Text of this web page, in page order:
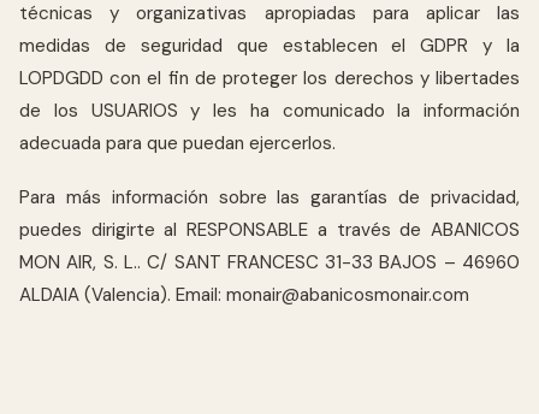
técnicas y organizativas apropiadas para aplicar las
medidas de seguridad que establecen el GDPR y la
LOPDGDD con el fin de proteger los derechos y libertades
de los USUARIOS y les ha comunicado la información
adecuada para que puedan ejercerlos.
Para más información sobre las garantías de privacidad,
puedes dirigirte al RESPONSABLE a través de ABANICOS
MON AIR, S. L.. C/ SANT FRANCESC 31-33 BAJOS – 46960
ALDAIA (Valencia). Email: monair@abanicosmonair.com